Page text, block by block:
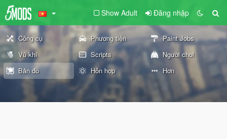
Show Adult Đăng nhập
Công cụ Phương tiện
Paint Jobs
Vũ khí
Scripts
Người chơi
Bản đồ
Hỗn hợp Hơn